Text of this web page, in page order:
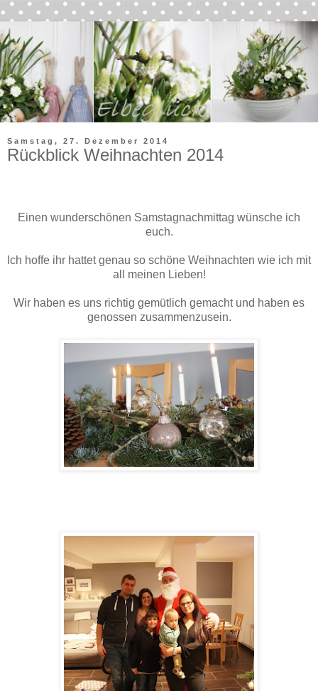
Samstag, 27. Dezember 2014
Rückblick Weihnachten 2014
Einen wunderschönen Samstagnachmittag wünsche ich
euch.
Ich hoffe ihr hattet genau so schöne Weihnachten wie ich mit
all meinen Lieben!
Wir haben es uns richtig gemütlich gemacht und haben es
genossen zusammenzusein.